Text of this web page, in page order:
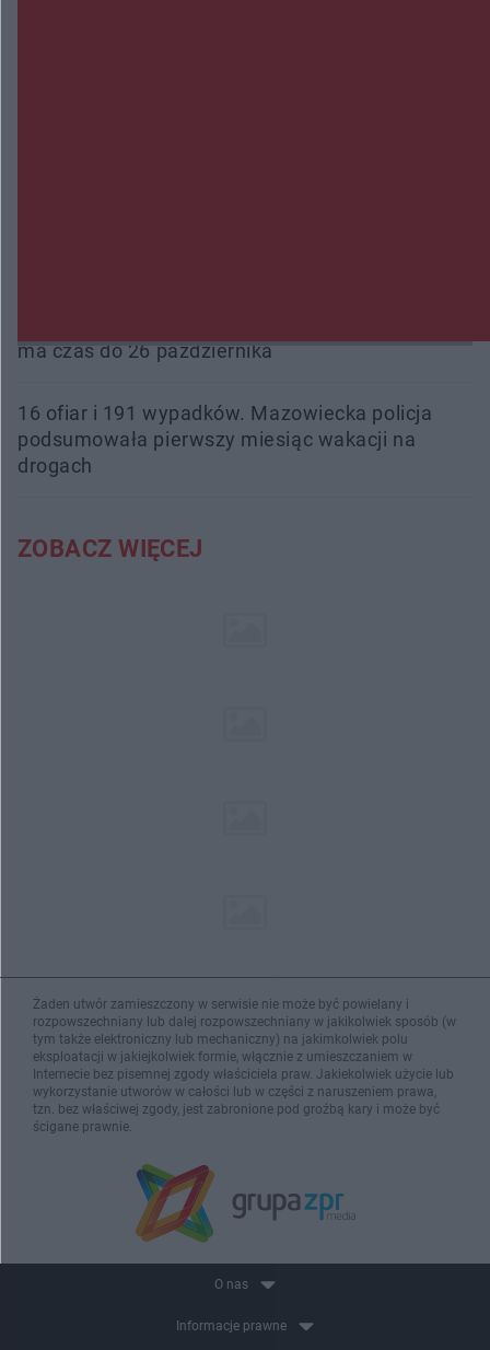
ma czas do 26 października
16 ofiar i 191 wypadków. Mazowiecka policja
podsumowała pierwszy miesiąc wakacji na
drogach
ZOBACZ WIĘCEJ
Żaden utwór zamieszczony w serwisie nie może być powielany i
rozpowszechniany lub dalej rozpowszechniany w jakikolwiek sposób (w
tym także elektroniczny lub mechaniczny) na jakimkolwiek polu
eksploatacji w jakiejkolwiek formie, włącznie z umieszczaniem w
Internecie bez pisemnej zgody właściciela praw. Jakiekolwiek użycie lub
wykorzystanie utworów w całości lub w części z naruszeniem prawa,
tzn. bez właściwej zgody, jest zabronione pod groźbą kary i może być
ścigane prawnie.
O nas
Informacje prawne